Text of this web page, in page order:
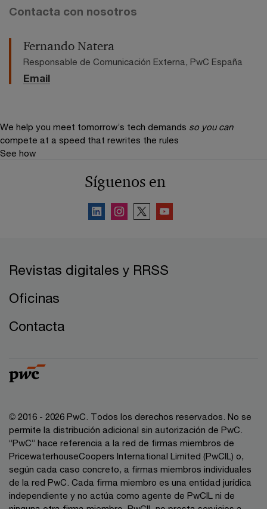
Contacta con nosotros
Fernando Natera
Responsable de Comunicación Externa, PwC España
Email
We help you meet tomorrow’s tech demands so you can
compete at a speed that rewrites the rules
See how
Síguenos en
Revistas digitales y RRSS
Oficinas
Contacta
© 2016 - 2026 PwC. Todos los derechos reservados. No se
permite la distribución adicional sin autorización de PwC.
“PwC” hace referencia a la red de firmas miembros de
PricewaterhouseCoopers International Limited (PwCIL) o,
según cada caso concreto, a firmas miembros individuales
de la red PwC. Cada firma miembro es una entidad jurídica
independiente y no actúa como agente de PwCIL ni de